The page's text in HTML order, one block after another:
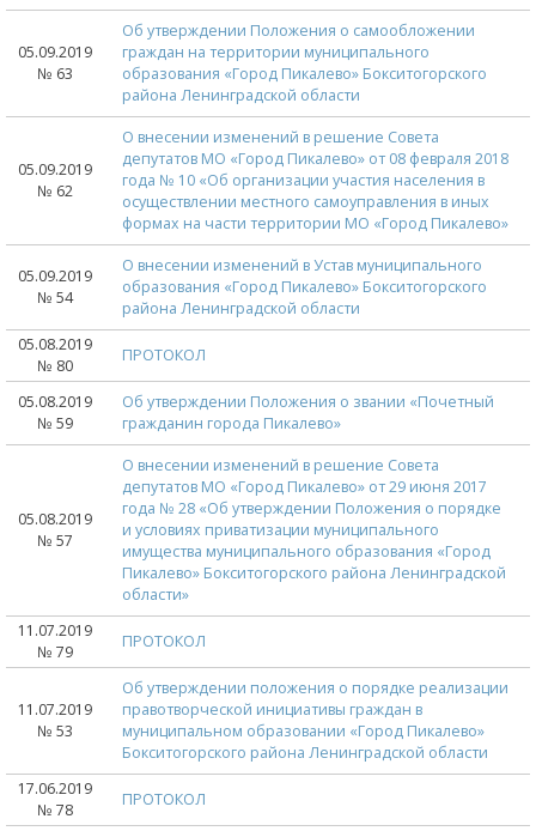
05.09.2019
№ 63
Об утверждении Положения о самообложении
граждан на территории муниципального
образования «Город Пикалево» Бокситогорского
района Ленинградской области
05.09.2019
№ 62
О внесении изменений в решение Совета
депутатов МО «Город Пикалево» от 08 февраля 2018
года № 10 «Об организации участия населения в
осуществлении местного самоуправления в иных
формах на части территории МО «Город Пикалево»
05.09.2019
№ 54
О внесении изменений в Устав муниципального
образования «Город Пикалево» Бокситогорского
района Ленинградской области
05.08.2019
№ 80
ПРОТОКОЛ
05.08.2019
№ 59
Об утверждении Положения о звании «Почетный
гражданин города Пикалево»
05.08.2019
№ 57
О внесении изменений в решение Совета
депутатов МО «Город Пикалево» от 29 июня 2017
года № 28 «Об утверждении Положения о порядке
и условиях приватизации муниципального
имущества муниципального образования «Город
Пикалево» Бокситогорского района Ленинградской
области»
11.07.2019
№ 79
ПРОТОКОЛ
11.07.2019
№ 53
Об утверждении положения о порядке реализации
правотворческой инициативы граждан в
муниципальном образовании «Город Пикалево»
Бокситогорского района Ленинградской области
17.06.2019
№ 78
ПРОТОКОЛ